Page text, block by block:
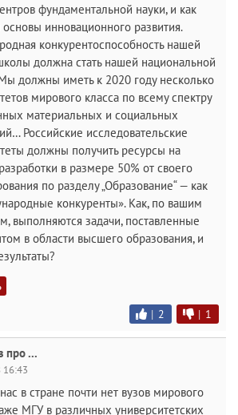
фундаментальной науки, и как
основы инновационного развития.
конкурентоспособность нашей
должна стать нашей национальной
должны иметь к 2020 году несколько
мирового класса по всему спектру
материальных и социальных
Российские исследовательские
должны получить ресурсы на
в размере 50% от своего
по разделу „Образование“ — как
конкуренты». Как, по вашим
выполняются задачи, поставленные
в области высшего образования, и
| 2 | 1
про ...
16:43
в стране почти нет вузов мирового
МГУ в различных университетских